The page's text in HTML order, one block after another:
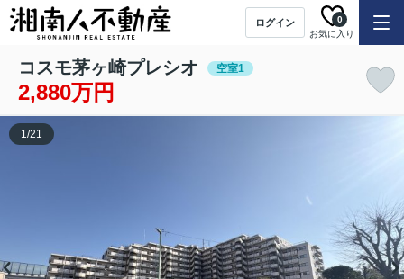
ログイン
お気に入り
0
コスモ茅ヶ崎プレシオ 空室1
2,880万円
1/21